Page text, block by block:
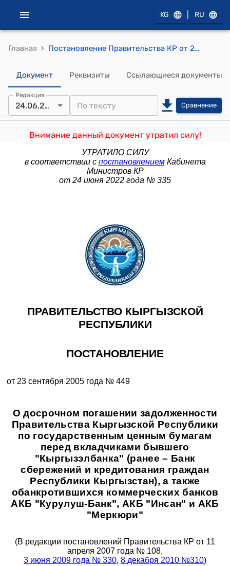
KG RU
Главная › Постановление Правительства КР от 23 сентября 2005 года № 449 "О досрочном погашении задолженности Правительства Кыргызской Республики по государственным ценным бумагам перед вкладчиками бывшего «Кыргызэлбанка» (ранее - Банк сбережений и кредитования граждан Республики Кыргызстан), а также обанкротившихся коммерческих банков АКБ «Курулуш-Банк», АКБ «Инсан» и АКБ «Меркюри»
Документ Реквизиты Ссылающиеся документы
Редакция
24.06.2022 Сравнение
Внимание данный документ утратил силу!